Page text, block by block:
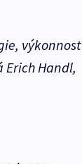
výkonnost
Erich Handl,